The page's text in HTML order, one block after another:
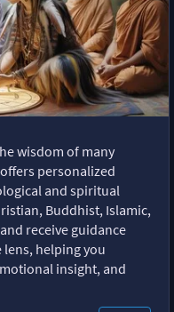
wisdom of many
personalized
and spiritual
Buddhist, Islamic,
receive guidance
helping you
insight, and